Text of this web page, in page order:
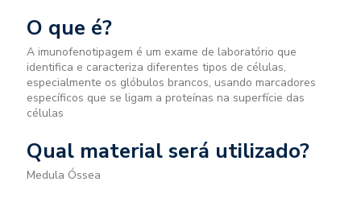
O que é?
A imunofenotipagem é um exame de laboratório que
identifica e caracteriza diferentes tipos de células,
especialmente os glóbulos brancos, usando marcadores
específicos que se ligam a proteínas na superfície das
células
Qual material será utilizado?
Medula Óssea